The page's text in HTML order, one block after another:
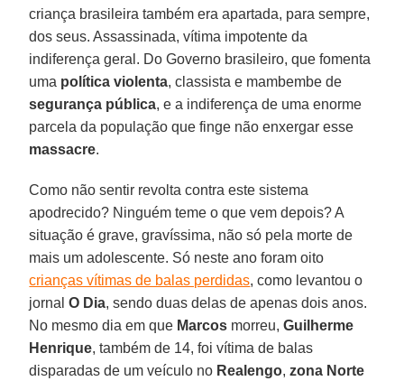
criança brasileira também era apartada, para sempre,
dos seus. Assassinada, vítima impotente da
indiferença geral. Do Governo brasileiro, que fomenta
uma política violenta, classista e mambembe de
segurança pública, e a indiferença de uma enorme
parcela da população que finge não enxergar esse
massacre.
Como não sentir revolta contra este sistema
apodrecido? Ninguém teme o que vem depois? A
situação é grave, gravíssima, não só pela morte de
mais um adolescente. Só neste ano foram oito
crianças vítimas de balas perdidas, como levantou o
jornalO Dia, sendo duas delas de apenas dois anos.
No mesmo dia em que Marcos morreu,Guilherme
Henrique, também de 14, foi vítima de balas
disparadas de um veículo no Realengo, zona Norte